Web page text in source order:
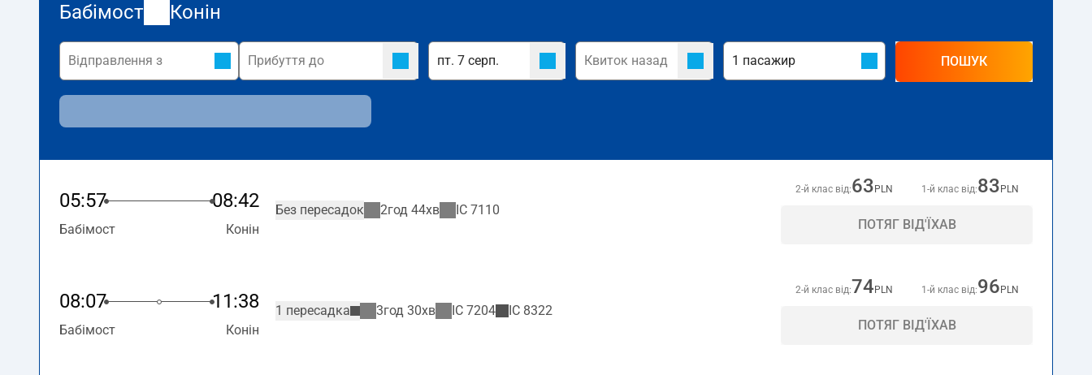
Бабімост Конін
ПОШУК
05:57 08:42
Бабімост Конін
Без пересадок 2год 44хв IC 7110
2-й клас від:63 PLN 1-й клас від:83 PLN
ПОТЯГ ВІД'ЇХАВ
08:07 11:38
Бабімост Конін
1 пересадка 3год 30хв IC 7204 IC 8322
2-й клас від:74 PLN 1-й клас від:96 PLN
ПОТЯГ ВІД'ЇХАВ